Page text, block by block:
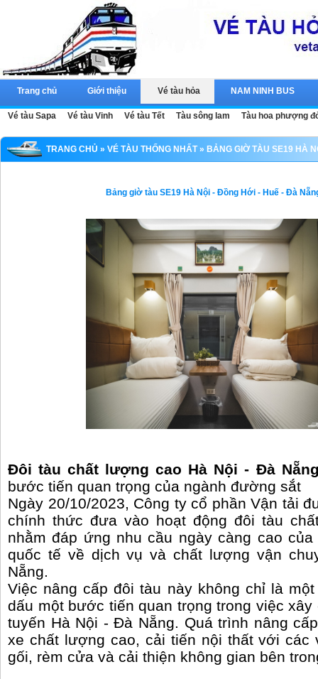
Trang chủ Giới thiệu Vé tàu hỏa
Vé tàu Sapa Vé tàu Vinh Vé tàu Tết Tàu sông lam Tàu hoa phượng
NAM NINH BUS
TRANG CHỦ » VÉ TÀU THỐNG NHẤT» BẢNG GIỜ TÀU SE19 HÀ
Bảng giờ tàu SE19 Hà Nội - Đồng Hới - Huế - Đà
Đôi tàu chất lượng cao Hà Nội - Đà
bước tiến quan trọng của ngành đường sắt
Ngày 20/10/2023, Công ty cổ phần Vận tải
chính thức đưa vào hoạt động đôi tàu
nhằm đáp ứng nhu cầu ngày càng cao
quốc tế về dịch vụ và chất lượng vận
Nẵng.
Việc nâng cấp đôi tàu này không chỉ là
dấu một bước tiến quan trọng trong việc
tuyến Hà Nội - Đà Nẵng. Quá trình nâng
xe chất lượng cao, cải tiến nội thất với các
gối, rèm cửa và cải thiện không gian bên